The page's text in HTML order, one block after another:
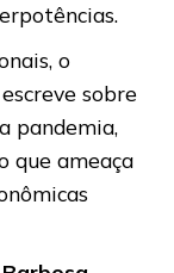
o
sobre
pandemia,
que ameaça